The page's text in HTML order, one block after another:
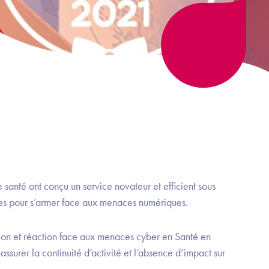
ont conçu un service novateur et efficient sous
s’armer face aux menaces numériques.
et réaction face aux menaces cyber en Santé en
la continuité d’activité et l’absence d’impact sur